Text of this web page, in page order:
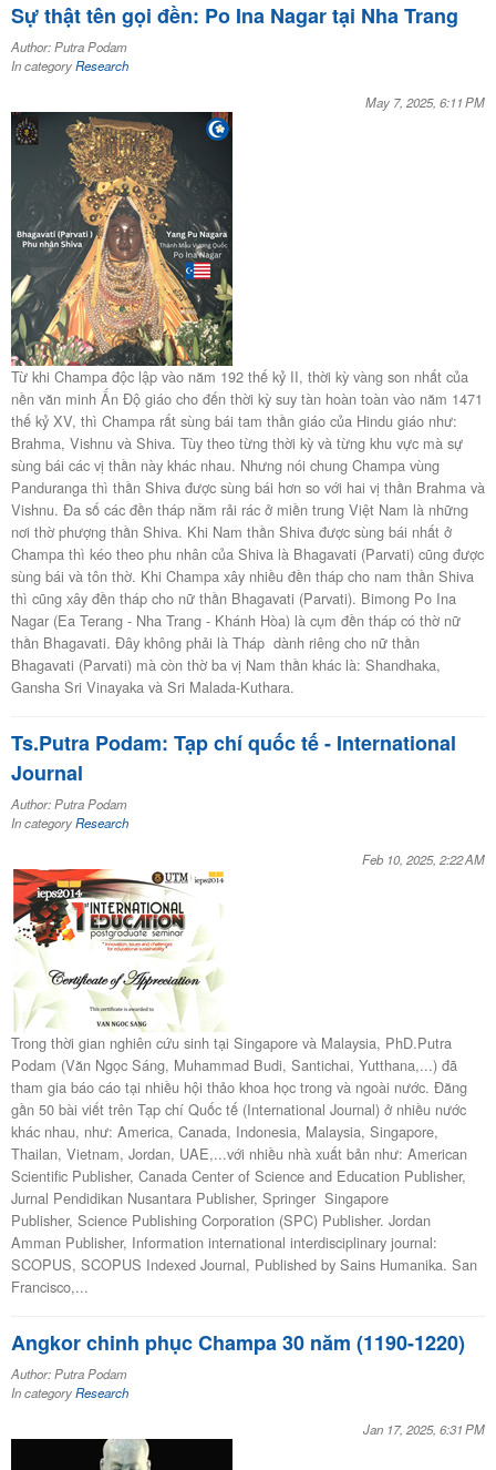
Sự thật tên gọi đền: Po Ina Nagar tại Nha Trang
Author: Putra Podam
In categoryResearch
May 7, 2025, 6:11 PM
Từ khi Champa độc lập vào năm 192 thế kỷ II, thời kỳ vàng son nhất của
nền văn minh Ấn Ðộ giáo cho đến thời kỳ suy tàn hoàn toàn vào năm 1471
thế kỷ XV, thì Champa rất sùng bái tam thần giáo của Hindu giáo như:
Brahma, Vishnu và Shiva. Tùy theo từng thời kỳ và từng khu vực mà sự
sùng bái các vị thần này khác nhau. Nhưng nói chung Champa vùng
Panduranga thì thần Shiva được sùng bái hơn so với hai vị thần Brahma và
Vishnu. Ða số các đền tháp nằm rải rác ở miền trung Việt Nam là những
nơi thờ phượng thần Shiva. Khi Nam thần Shiva được sùng bái nhất ở
Champa thì kéo theo phu nhân của Shiva là Bhagavati (Parvati) cũng được
sùng bái và tôn thờ. Khi Champa xây nhiều đền tháp cho nam thần Shiva
thì cũng xây đền tháp cho nữ thần Bhagavati (Parvati). Bimong Po Ina
Nagar (Ea Terang - Nha Trang - Khánh Hòa) là cụm đền tháp có thờ nữ
thần Bhagavati. Đây không phải là Tháp dành riêng cho nữ thần
Bhagavati (Parvati) mà còn thờ ba vị Nam thần khác là: Shandhaka,
Gansha Sri Vinayaka và Sri Malada-Kuthara.
Ts.Putra Podam: Tạp chí quốc tế - International
Journal
Author: Putra Podam
In categoryResearch
Feb 10, 2025, 2:22 AM
Trong thời gian nghiên cứu sinh tại Singapore và Malaysia, PhD.Putra
Podam (Văn Ngọc Sáng, Muhammad Budi, Santichai, Yutthana,...) đã
tham gia báo cáo tại nhiều hội thảo khoa học trong và ngoài nước. Đăng
gần 50 bài viết trên Tạp chí Quốc tế (International Journal) ở nhiều nước
khác nhau, như: America, Canada, Indonesia, Malaysia, Singapore,
Thailan, Vietnam, Jordan, UAE,...với nhiều nhà xuất bản như: American
Scientific Publisher, Canada Center of Science and Education Publisher,
Jurnal Pendidikan Nusantara Publisher, Springer Singapore
Publisher, Science Publishing Corporation (SPC) Publisher. Jordan
Amman Publisher, Information international interdisciplinary journal:
SCOPUS, SCOPUS Indexed Journal, Published by Sains Humanika. San
Francisco,...
Angkor chinh phục Champa 30 năm (1190-1220)
Author: Putra Podam
In categoryResearch
Jan 17, 2025, 6:31 PM